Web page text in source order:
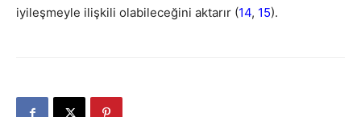
iyileşmeyle ilişkili olabileceğini aktarır (14, 15).